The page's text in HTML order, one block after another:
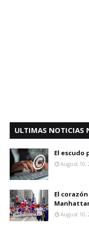
ULTIMAS NOTICIAS
El escudo
August 10,
El
August 10,